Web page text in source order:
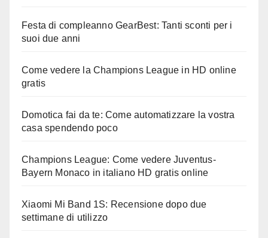
Festa di compleanno GearBest: Tanti sconti per i
suoi due anni
Come vedere la Champions League in HD online
gratis
Domotica fai da te: Come automatizzare la vostra
casa spendendo poco
Champions League: Come vedere Juventus-
Bayern Monaco in italiano HD gratis online
Xiaomi Mi Band 1S: Recensione dopo due
settimane di utilizzo